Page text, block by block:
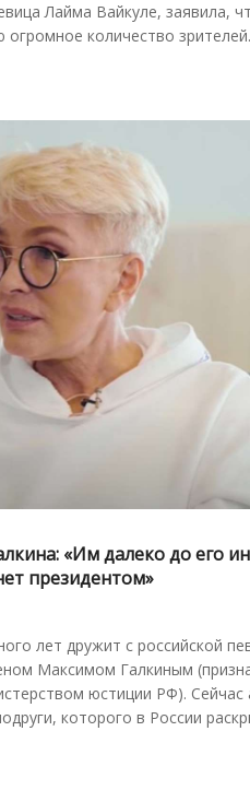
Лайма Вайкуле, заявила,
количество зрителей.
«Им далеко до его
президентом»
лет дружит с российской
Максимом Галкиным
юстиции РФ). Сейчас
которого в России